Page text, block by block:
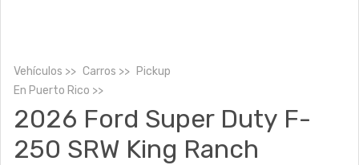
Vehículos Carros
Pickup
En Puerto Rico
2026 Ford Super Duty F-
250 SRW King Ranch